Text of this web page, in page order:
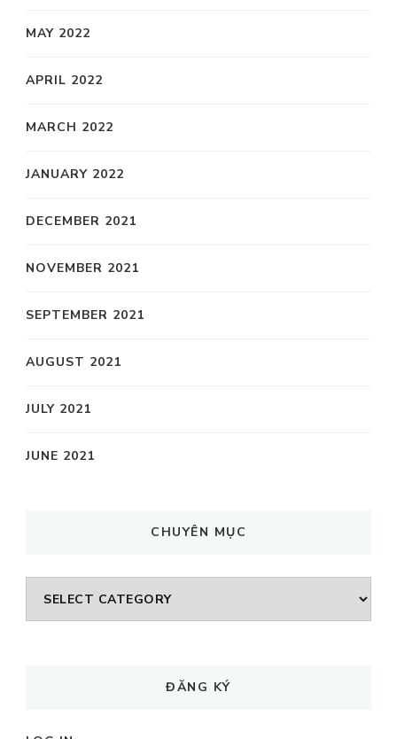
MAY 2022
APRIL 2022
MARCH 2022
JANUARY 2022
DECEMBER 2021
NOVEMBER 2021
SEPTEMBER 2021
AUGUST 2021
JULY 2021
JUNE 2021
CHUYÊN MỤC
CHUYÊN
MỤC
ĐĂNG KÝ